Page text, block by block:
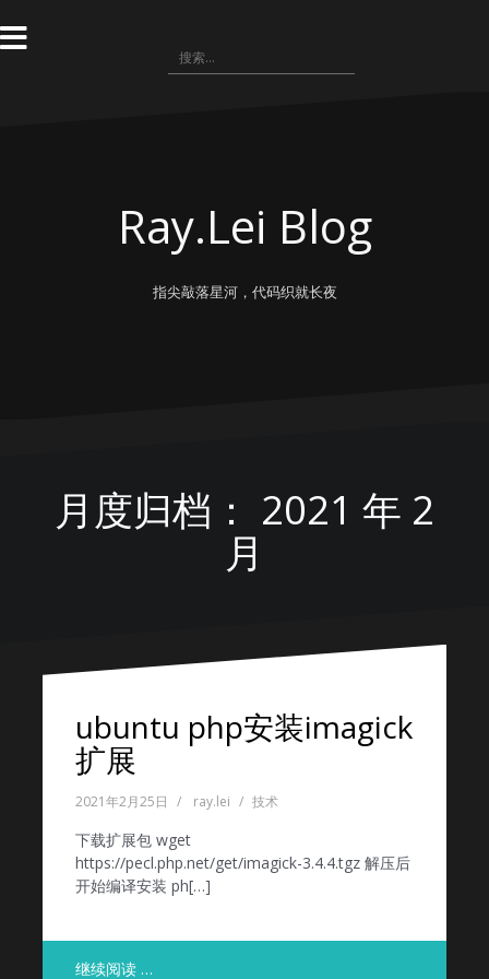
转
到
搜
索：
Ray.Lei Blog
指尖敲落星河，代码织就长夜
月度归档： 2021 年 2
月
ubuntu php安装imagick
扩展
2021年2月25日 ray.lei 技术
下载扩展包 wget
https://pecl.php.net/get/imagick-3.4.4.tgz 解压后
开始编译安装 ph[…]
继续阅读 …